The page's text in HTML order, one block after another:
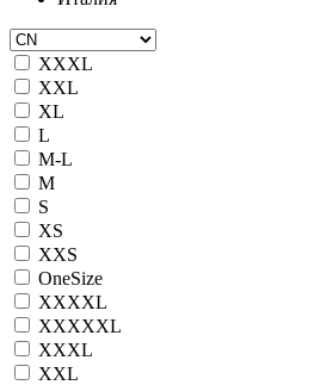
XXXL
XXL
XL
L
M-L
M
S
XS
XXS
OneSize
XXXXL
XXXXXL
XXXL
XXL